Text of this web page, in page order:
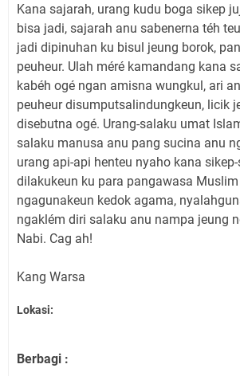
Kana sajarah, urang kudu boga sikep
bisa jadi, sajarah anu sabenerna téh
jadi dipinuhan ku bisul jeung borok,
peuheur. Ulah méré kamandang kana
kabéh ogé ngan amisna wungkul, ari
peuheur disumputsalindungkeun, licik
disebutna ogé. Urang-salaku umat
salaku manusa anu pang sucina anu
urang api-api henteu nyaho kana
dilakukeun ku para pangawasa
ngagunakeun kedok agama,
ngaklém diri salaku anu nampa jeung
Nabi. Cag ah!
Kang Warsa
Lokasi:
Berbagi :